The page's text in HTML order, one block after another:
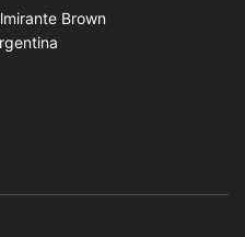
Brown